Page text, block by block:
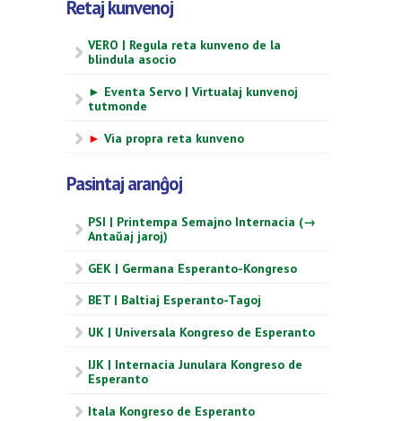
Retaj kunvenoj
VERO | Regula reta kunveno de la
blindula asocio
► Eventa Servo | Virtualaj kunvenoj
tutmonde
► Via propra reta kunveno
Pasintaj aranĝoj
PSI | Printempa Semajno Internacia (→
Antaŭaj jaroj)
GEK | Germana Esperanto-Kongreso
BET | Baltiaj Esperanto-Tagoj
UK | Universala Kongreso de Esperanto
IJK | Internacia Junulara Kongreso de
Esperanto
Itala Kongreso de Esperanto